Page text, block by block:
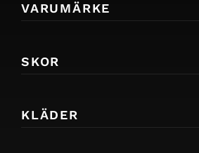
VARUMÄRKE
SKOR
KLÄDER